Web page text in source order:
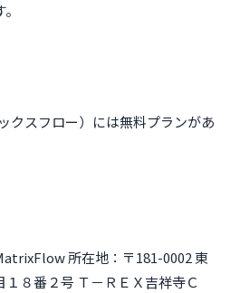
クスフロー）には無料プランがあ
所在地：〒181-0002 東
８番２号 Ｔ－ＲＥＸ吉祥寺Ｃ